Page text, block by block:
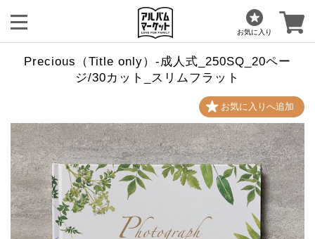
お気に入り
Precious（Title only）-成人式_250SQ_20ペー
ジ/30カット_スリムフラット